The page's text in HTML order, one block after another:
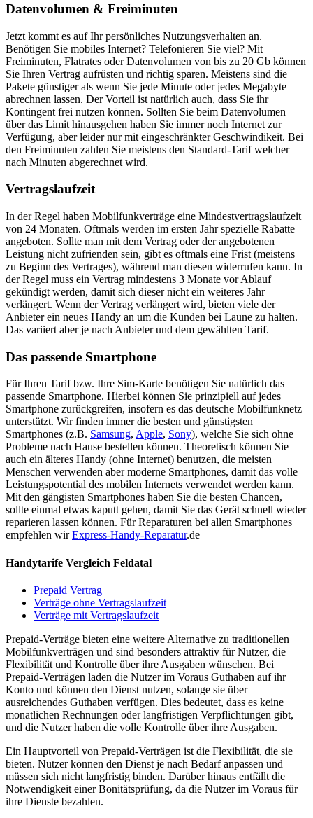
Datenvolumen & Freiminuten
Jetzt kommt es auf Ihr persönliches Nutzungsverhalten an.
Benötigen Sie mobiles Internet? Telefonieren Sie viel? Mit
Freiminuten, Flatrates oder Datenvolumen von bis zu 20 Gb können
Sie Ihren Vertrag aufrüsten und richtig sparen. Meistens sind die
Pakete günstiger als wenn Sie jede Minute oder jedes Megabyte
abrechnen lassen. Der Vorteil ist natürlich auch, dass Sie ihr
Kontingent frei nutzen können. Sollten Sie beim Datenvolumen
über das Limit hinausgehen haben Sie immer noch Internet zur
Verfügung, aber leider nur mit eingeschränkter Geschwindikeit. Bei
den Freiminuten zahlen Sie meistens den Standard-Tarif welcher
nach Minuten abgerechnet wird.
Vertragslaufzeit
In der Regel haben Mobilfunkverträge eine Mindestvertragslaufzeit
von 24 Monaten. Oftmals werden im ersten Jahr spezielle Rabatte
angeboten. Sollte man mit dem Vertrag oder der angebotenen
Leistung nicht zufrienden sein, gibt es oftmals eine Frist (meistens
zu Beginn des Vertrages), während man diesen widerrufen kann. In
der Regel muss ein Vertrag mindestens 3 Monate vor Ablauf
gekündigt werden, damit sich dieser nicht ein weiteres Jahr
verlängert. Wenn der Vertrag verlängert wird, bieten viele der
Anbieter ein neues Handy an um die Kunden bei Laune zu halten.
Das variiert aber je nach Anbieter und dem gewählten Tarif.
Das passende Smartphone
Für Ihren Tarif bzw. Ihre Sim-Karte benötigen Sie natürlich das
passende Smartphone. Hierbei können Sie prinzipiell auf jedes
Smartphone zurückgreifen, insofern es das deutsche Mobilfunknetz
unterstützt. Wir finden immer die besten und günstigsten
Smartphones (z.B. Samsung, Apple, Sony), welche Sie sich ohne
Probleme nach Hause bestellen können. Theoretisch können Sie
auch ein älteres Handy (ohne Internet) benutzen, die meisten
Menschen verwenden aber moderne Smartphones, damit das volle
Leistungspotential des mobilen Internets verwendet werden kann.
Mit den gängisten Smartphones haben Sie die besten Chancen,
sollte einmal etwas kaputt gehen, damit Sie das Gerät schnell wieder
reparieren lassen können. Für Reparaturen bei allen Smartphones
empfehlen wirExpress-Handy-Reparatur.de
Handytarife Vergleich Feldatal
Prepaid Vertrag
Verträge ohne Vertragslaufzeit
Verträge mit Vertragslaufzeit
Prepaid-Verträge bieten eine weitere Alternative zu traditionellen
Mobilfunkverträgen und sind besonders attraktiv für Nutzer, die
Flexibilität und Kontrolle über ihre Ausgaben wünschen. Bei
Prepaid-Verträgen laden die Nutzer im Voraus Guthaben auf ihr
Konto und können den Dienst nutzen, solange sie über
ausreichendes Guthaben verfügen. Dies bedeutet, dass es keine
monatlichen Rechnungen oder langfristigen Verpflichtungen gibt,
und die Nutzer haben die volle Kontrolle über ihre Ausgaben.
Ein Hauptvorteil von Prepaid-Verträgen ist die Flexibilität, die sie
bieten. Nutzer können den Dienst je nach Bedarf anpassen und
müssen sich nicht langfristig binden. Darüber hinaus entfällt die
Notwendigkeit einer Bonitätsprüfung, da die Nutzer im Voraus für
ihre Dienste bezahlen.